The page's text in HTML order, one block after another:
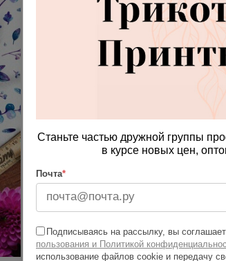
Станьте частью дружной группы
в курсе новых цен,
Почта*
Подписываясь на рассылку, вы
пользования и Политикой
использование файлов cookie и передачу